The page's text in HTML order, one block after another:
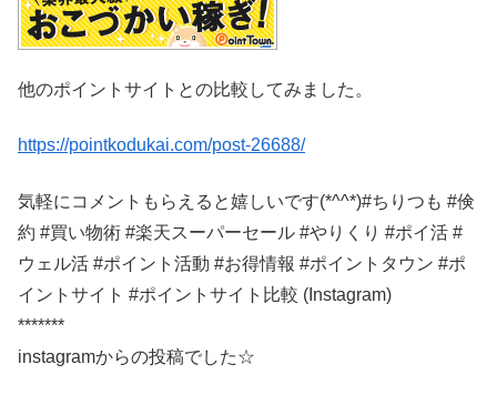
他のポイントサイトとの比較してみました。
https://pointkodukai.com/post-26688/
気軽にコメントもらえると嬉しいです(*^^*)#ちりつも #倹
約 #買い物術 #楽天スーパーセール #やりくり #ポイ活 #
ウェル活 #ポイント活動 #お得情報 #ポイントタウン #ポ
イントサイト #ポイントサイト比較 (Instagram)
*******
instagramからの投稿でした☆